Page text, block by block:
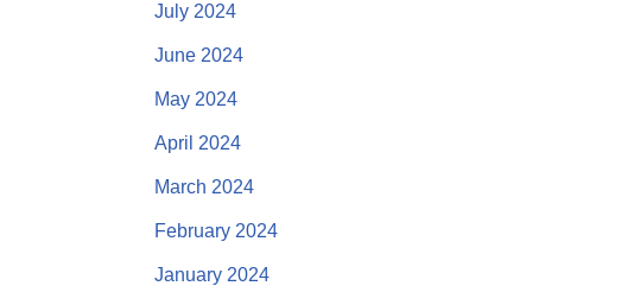
July 2024
June 2024
May 2024
April 2024
March 2024
February 2024
January 2024